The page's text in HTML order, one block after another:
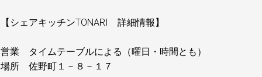
【シェアキッチンTONARI 詳細情報】
営業 タイムテーブルによる（曜日・時間とも）
場所 佐野町１－８－１７